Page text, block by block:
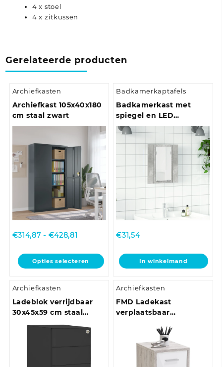
4 x stoel
4 x zitkussen
Gerelateerde producten
Archiefkasten
Archiefkast 105x40x180
cm staal zwart
€314,87 - €428,81 Prijsklasse:
tot
€428,81
Opties selecteren
Dit
product
meerdere
variaties.
Deze
Badkamerkaptafels
Badkamerkast met
spiegel en LED
40x12x45 cm acryl
betongrijs
€31,54
In winkelmand
Archiefkasten
Ladeblok verrijdbaar
30x45x59 cm staal
antracietkleurig
Archiefkasten
FMD Ladekast
verplaatsbaar
hoogglans wit